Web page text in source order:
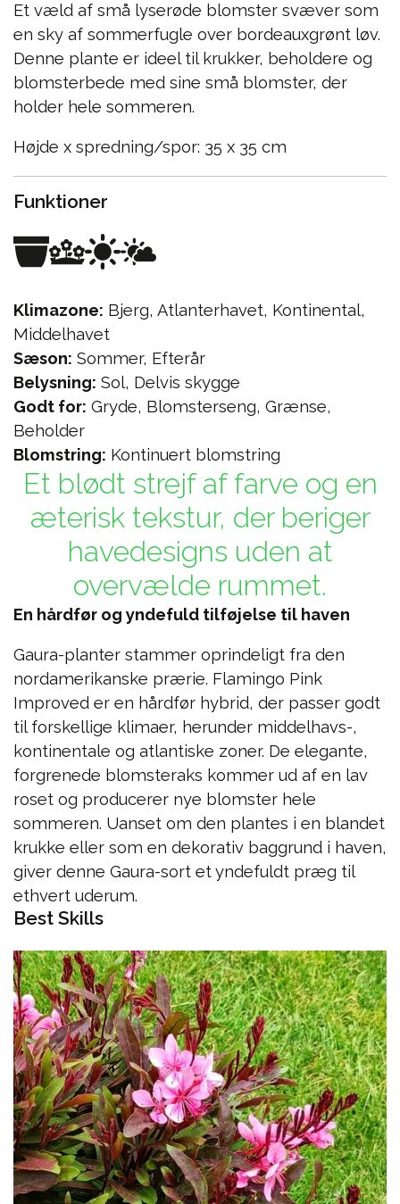
Et væld af små lyserøde blomster svæver som
en sky af sommerfugle over bordeauxgrønt løv.
Denne plante er ideel til krukker, beholdere og
blomsterbede med sine små blomster, der
holder hele sommeren.
Højde x spredning/spor: 35 x 35 cm
Funktioner
Klimazone: Bjerg, Atlanterhavet, Kontinental,
Middelhavet
Sæson: Sommer, Efterår
Belysning: Sol, Delvis skygge
Godt for: Gryde, Blomsterseng, Grænse,
Beholder
Blomstring: Kontinuert blomstring
Et blødt strejf af farve og en
æterisk tekstur, der beriger
havedesigns uden at
overvælde rummet.
En hårdfør og yndefuld tilføjelse til haven
Gaura-planter stammer oprindeligt fra den
nordamerikanske prærie. Flamingo Pink
Improved er en hårdfør hybrid, der passer godt
til forskellige klimaer, herunder middelhavs-,
kontinentale og atlantiske zoner. De elegante,
forgrenede blomsteraks kommer ud af en lav
roset og producerer nye blomster hele
sommeren. Uanset om den plantes i en blandet
krukke eller som en dekorativ baggrund i haven,
giver denne Gaura-sort et yndefuldt præg til
ethvert uderum.
Best Skills